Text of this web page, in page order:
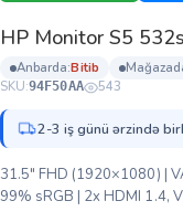
HP Monitor S5
anbarda: bi̇ti̇b
SKU:94F50AA 543
2-3 iş günü ərzində
31.5″ FHD (1920×1080) |
99% sRGB | 2x HDMI 1.4,